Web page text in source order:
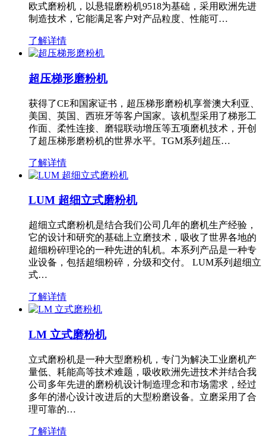
欧式磨粉机，以悬辊磨粉机9518为基础，采用欧洲先进
制造技术，它能满足客户对产品粒度、性能可…
了解详情
超压梯形磨粉机
获得了CE和国家证书，超压梯形磨粉机享誉澳大利亚、
美国、英国、西班牙等客户国家。该机型采用了梯形工
作面、柔性连接、磨辊联动增压等五项磨机技术，开创
了超压梯形磨粉机的世界水平。TGM系列超压…
了解详情
LUM 超细立式磨粉机
超细立式磨粉机是结合我们公司几年的磨机生产经验，
它的设计和研究的基础上立磨技术，吸收了世界各地的
超细粉碎理论的一种先进的轧机。本系列产品是一种专
业设备，包括超细粉碎，分级和交付。 LUM系列超细立
式…
了解详情
LM 立式磨粉机
立式磨粉机是一种大型磨粉机，专门为解决工业磨机产
量低、耗能高等技术难题，吸收欧洲先进技术并结合我
公司多年先进的磨粉机设计制造理念和市场需求，经过
多年的潜心设计改进后的大型粉磨设备。立磨采用了合
理可靠的…
了解详情